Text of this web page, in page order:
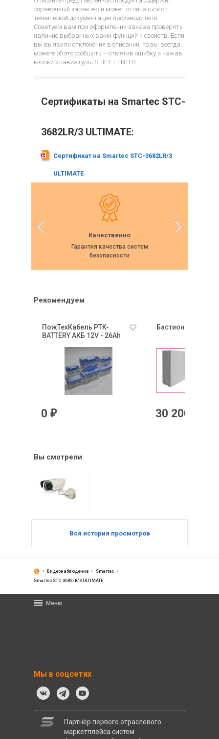
справочный характер и может отличаться от
технической документации производителя.
Советуем вам при оформлении заказа проверять
наличие выбранных вами функций и свойств. Если
вы выявили отклонения в описании, то вы всегда
можете об это сообщить – отметив ошибку и нажав
кнопки клавиатуры SHIFT + ENTER
Сертификаты на Smartec STC-
3682LR/3 ULTIMATE:
Сертификат на Smartec STC-3682LR/3
ULTIMATE
Качественно
Гарантия качества систем
безопасности
Рекомендуем
ПожТехКабель PTK-
BATTERY АКБ 12V - 26Ah
0 ₽
Бастион SKAT-V.16
30 200
Вы смотрели
Вся история просмотров
Видеонаблюдение
Smartec
Smartec STC-3682LR/3 ULTIMATE
Меню
Мы в соцсетях
Партнёр первого отраслевого
маркетплейса систем